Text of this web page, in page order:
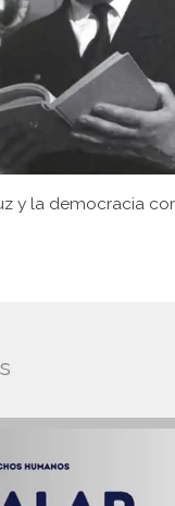
y la democracia